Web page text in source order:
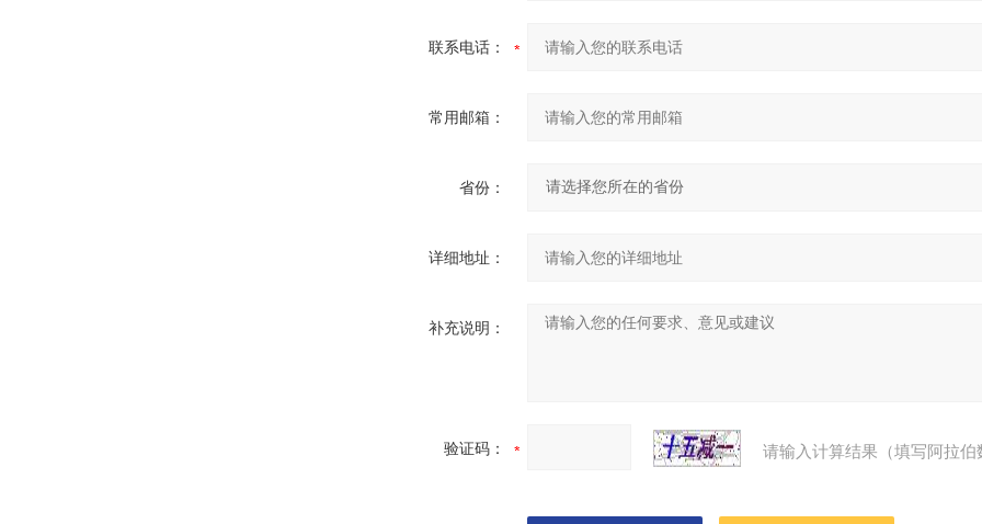
联系电话：
常用邮箱：
省份：
详细地址：
补充说明：
验证码： 请输入计算结果（填写阿拉